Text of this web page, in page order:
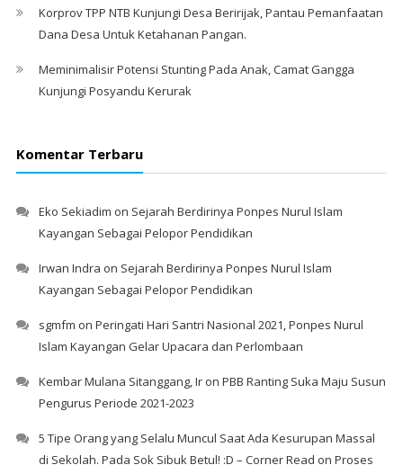
Korprov TPP NTB Kunjungi Desa Beririjak, Pantau Pemanfaatan
Dana Desa Untuk Ketahanan Pangan.
Meminimalisir Potensi Stunting Pada Anak, Camat Gangga
Kunjungi Posyandu Kerurak
Komentar Terbaru
Eko Sekiadim on Sejarah Berdirinya Ponpes Nurul Islam
Kayangan Sebagai Pelopor Pendidikan
Irwan Indra on Sejarah Berdirinya Ponpes Nurul Islam
Kayangan Sebagai Pelopor Pendidikan
sgmfm on Peringati Hari Santri Nasional 2021, Ponpes Nurul
Islam Kayangan Gelar Upacara dan Perlombaan
Kembar Mulana Sitanggang, Iron PBB Ranting Suka Maju Susun
Pengurus Periode 2021-2023
5 Tipe Orang yang Selalu Muncul Saat Ada Kesurupan Massal
di Sekolah. Pada Sok Sibuk Betul! :D – Corner Read on Proses